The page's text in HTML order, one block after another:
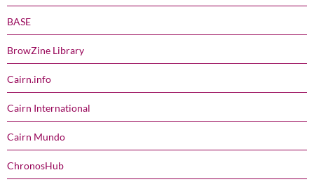
BASE
BrowZine Library
Cairn.info
Cairn International
Cairn Mundo
ChronosHub